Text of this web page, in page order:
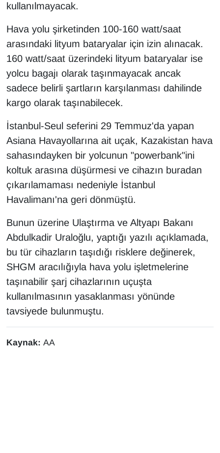
kullanılmayacak.
Hava yolu şirketinden 100-160 watt/saat
arasındaki lityum bataryalar için izin alınacak.
160 watt/saat üzerindeki lityum bataryalar ise
yolcu bagajı olarak taşınmayacak ancak
sadece belirli şartların karşılanması dahilinde
kargo olarak taşınabilecek.
İstanbul-Seul seferini 29 Temmuz'da yapan
Asiana Havayollarına ait uçak, Kazakistan hava
sahasındayken bir yolcunun "powerbank"ini
koltuk arasına düşürmesi ve cihazın buradan
çıkarılamaması nedeniyle İstanbul
Havalimanı'na geri dönmüştü.
Bunun üzerine Ulaştırma ve Altyapı Bakanı
Abdulkadir Uraloğlu, yaptığı yazılı açıklamada,
bu tür cihazların taşıdığı risklere değinerek,
SHGM aracılığıyla hava yolu işletmelerine
taşınabilir şarj cihazlarının uçuşta
kullanılmasının yasaklanması yönünde
tavsiyede bulunmuştu.
Kaynak: AA
KURDÎ
MAGAZİN
MEDYA
ONE EKONOMİ
Resmi İlanlar
RÖPORTAJ
SAĞLIK
Sinema - TV
SİYASET
SPOR
TEBRİK
TEKNOLOJİ